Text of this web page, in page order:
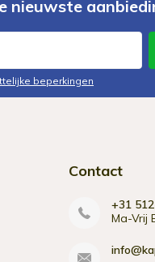
nieuwste
beperkingen
Contact
+31
Ma-Vrij